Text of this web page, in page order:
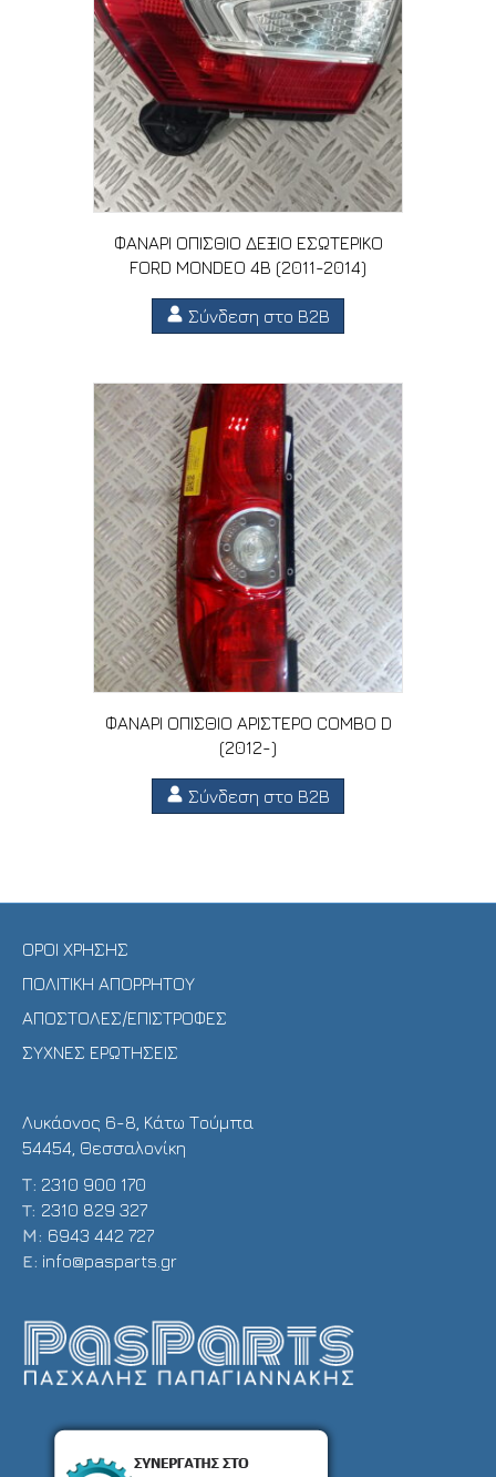
ΦΑΝΑΡΙ ΟΠΙΣΘΙΟ ΔΕΞΙΟ ΕΣΩΤΕΡΙΚΟ
FORD MONDEO 4B (2011-2014)
Σύνδεση στο B2B
ΦΑΝΑΡΙ ΟΠΙΣΘΙΟ ΑΡΙΣΤΕΡΟ COMBO D
(2012-)
Σύνδεση στο B2B
ΟΡΟΙ ΧΡΗΣΗΣ
ΠΟΛΙΤΙΚΗ ΑΠΟΡΡΗΤΟΥ
ΑΠΟΣΤΟΛΕΣ/ΕΠΙΣΤΡΟΦΕΣ
ΣΥΧΝΕΣ ΕΡΩΤΗΣΕΙΣ
Λυκάονος 6-8, Κάτω Τούμπα
54454, Θεσσαλονίκη
Τ: 2310 900 170
T: 2310 829 327
Μ: 6943 442 727
E: info@pasparts.gr